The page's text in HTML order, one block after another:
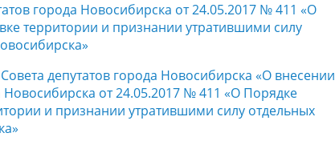
города Новосибирска от 24.05.2017 № 411 «О
территории и признании утратившими силу
депутатов города Новосибирска «О внесении
от 24.05.2017 № 411 «О Порядке
и признании утратившими силу отдельных